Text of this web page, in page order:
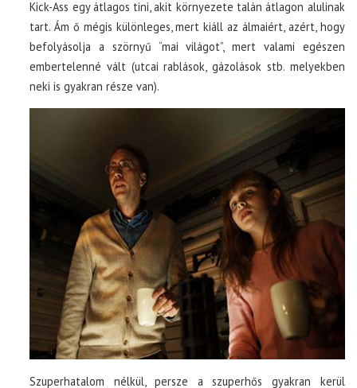
Kick-Ass egy átlagos tini, akit környezete talán átlagon alulinak
tart. Ám ő mégis különleges, mert kiáll az álmaiért, azért, hogy
befolyásolja a szörnyű “mai világot”, mert valami egészen
embertelenné vált (utcai rablások, gázolások stb. melyekben
neki is gyakran része van).
Szuperhatalom nélkül, persze a szuperhős gyakran kerül